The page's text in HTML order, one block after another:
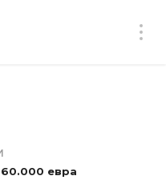
60.000 евра